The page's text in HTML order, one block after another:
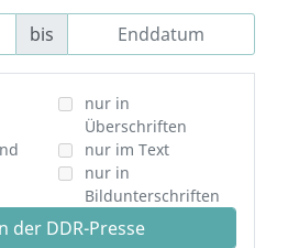
bis
nur in
Überschriften
nur im Text
nur in
Bildunterschriften
der DDR-Presse